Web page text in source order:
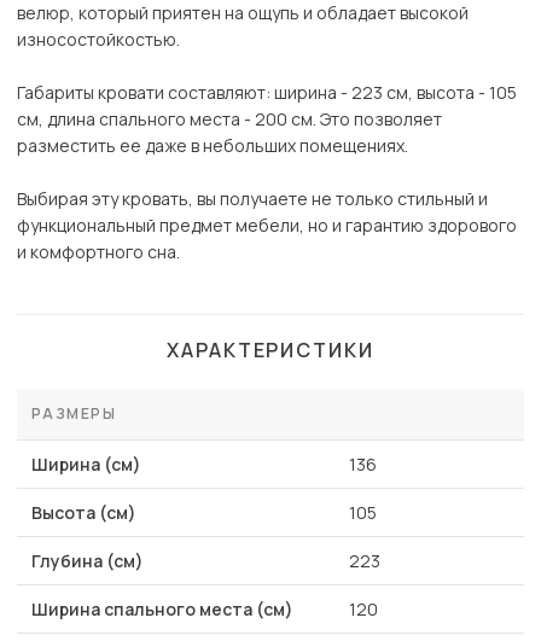
велюр, который приятен на ощупь и обладает высокой
износостойкостью.
Габариты кровати составляют: ширина - 223 см, высота - 105
см, длина спального места - 200 см. Это позволяет
разместить ее даже в небольших помещениях.
Выбирая эту кровать, вы получаете не только стильный и
функциональный предмет мебели, но и гарантию здорового
и комфортного сна.
ХАРАКТЕРИСТИКИ
РАЗМЕРЫ
Ширина (см) 136
Высота (см) 105
Глубина (см) 223
Ширина спального места (см) 120